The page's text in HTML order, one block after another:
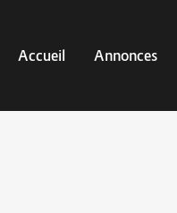
Accueil Annonces